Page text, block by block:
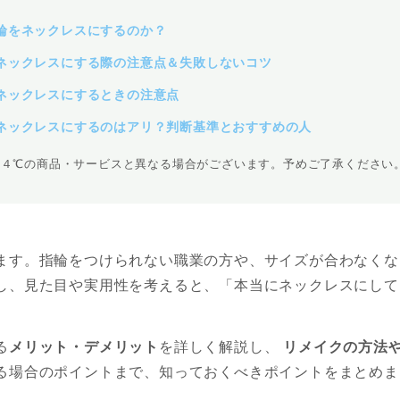
をネックレスにするのか？
ックレスにする際の注意点＆失敗しないコツ
ックレスにするときの注意点
ックレスにするのはアリ？判断基準とおすすめの人
℃の商品・サービスと異なる場合がございます。予めご了承ください
。指輪をつけられない職業の方や、サイズが合わなく
見た目や実用性を考えると、「本当にネックレスにし
メリット・デメリット を詳しく解説し、
リメイクの方法
合のポイントまで、知っておくべきポイントをまとめ